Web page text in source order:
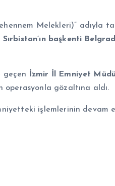
Melekleri)” adıyla
Sırbistan’ın başkenti
geçen
İzmir İl Emniyet
operasyonla gözaltına aldı.
işlemlerinin